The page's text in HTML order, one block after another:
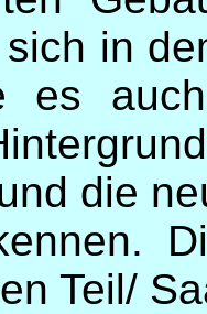
in
es
die
Teil/